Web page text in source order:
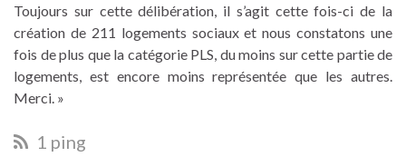
Toujours sur cette délibération, il s’agit cette fois-ci de la
création de 211 logements sociaux et nous constatons une
fois de plus que la catégorie PLS, du moins sur cette partie de
logements, est encore moins représentée que les autres.
Merci. »
1 ping